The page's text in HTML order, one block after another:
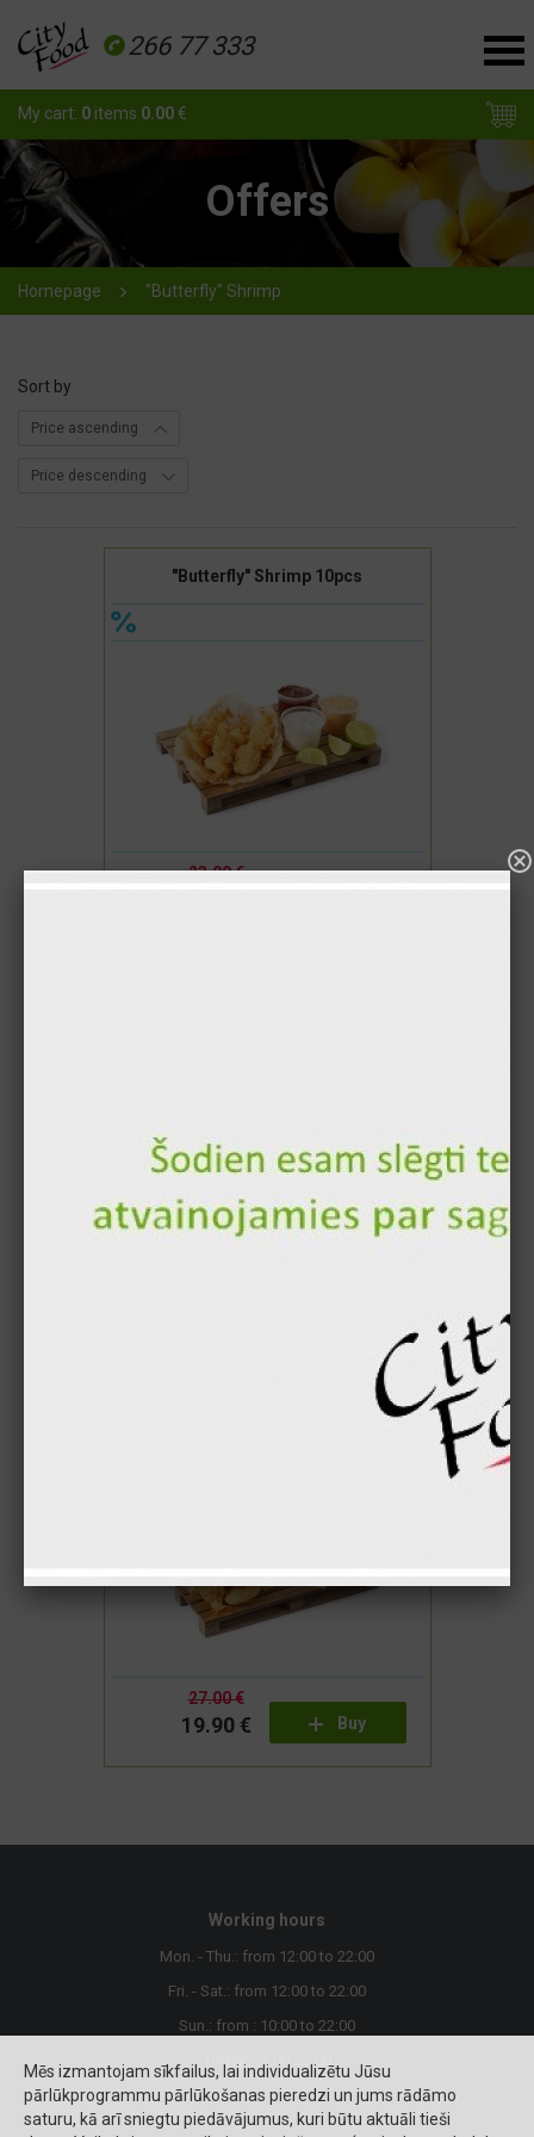
266 77 333
My cart: 0 items 0.00€
Offers
Homepage "Butterfly" Shrimp
Sort by
Price ascending
Price descending
"Butterfly" Shrimp 10pcs
23.00 €
Buy
27.00 €
19.90 €
Working hours
Mon. - Thu.: from 12:00 to 22:00
Fri. - Sat.: from 12:00 to 22:00
Sun.: from : 10:00 to 22:00
Today: 12:00-22:00
Mēs izmantojam sīkfailus, lai individualizētu Jūsu
pārlūkprogrammu pārlūkošanas pieredzi un jums rādāmo
saturu, kā arī sniegtu piedāvājumus, kuri būtu aktuāli tieši